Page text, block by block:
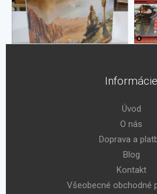
Informácie
Úvod
O nás
Doprava a
Blog
Kontakt
Všeobecné obchodné